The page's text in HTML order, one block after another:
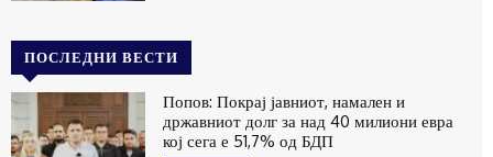
ПОСЛЕДНИ ВЕСТИ
Попов: Покрај јавниот, намален и
државниот долг за над 40 милиони евра
кој сега е 51,7% од БДП